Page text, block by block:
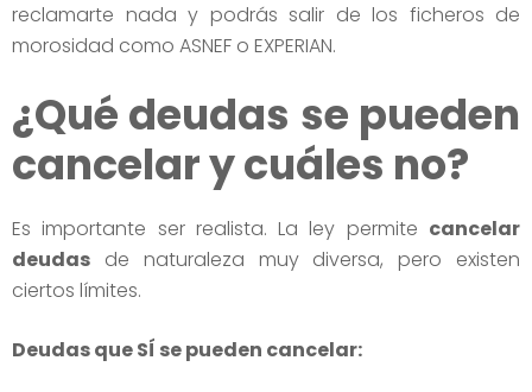
reclamarte nada y podrás salir de los ficheros de
morosidad como ASNEF o EXPERIAN.
¿Qué deudas se pueden
cancelar y cuáles no?
Es importante ser realista. La ley permite cancelar
deudas de naturaleza muy diversa, pero existen
ciertos límites.
Deudas que SÍ se pueden cancelar: